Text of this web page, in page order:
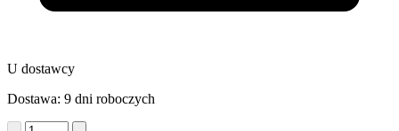
U dostawcy
Dostawa: 9 dni roboczych